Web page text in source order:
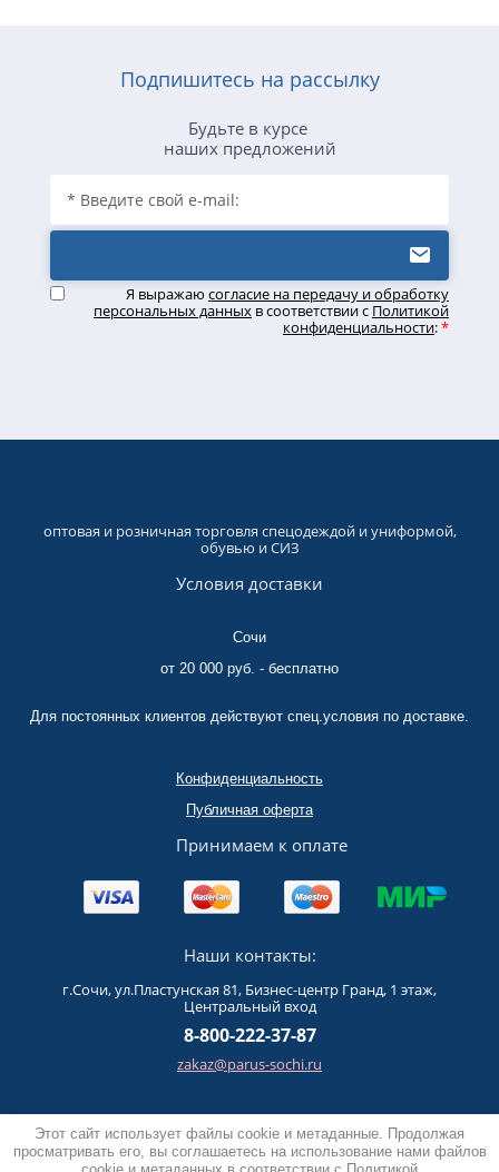
Этот сайт использует файлы cookie и метаданные. Продолжая
просматривать его, вы соглашаетесь на использование нами файлов
Подпишитесь на рассылку
Будьте в курсе
наших предложений
Я выражаю согласие на передачу и обработку
персональных данных в соответствии с Политикой
конфиденциальности:*
оптовая и розничная торговля спецодеждой и униформой,
обувью и СИЗ
Условия доставки
Сочи
от 20 000 руб. - бесплатно
Для постоянных клиентов действуют спец.условия по доставке.
Конфиденциальность
Публичная оферта
Принимаем к оплате
Наши контакты:
г.Сочи, ул.Пластунская 81, Бизнес-центр Гранд, 1 этаж,
Центральный вход
8-800-222-37-87
zakaz@parus-sochi.ru
Copyright © 2019 ООО "ПАРУС"
Политика конфиденциальности